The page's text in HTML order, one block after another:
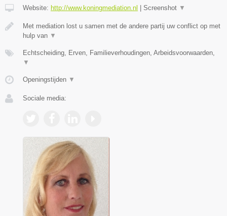
Website: http://www.koningmediation.nl | Screenshot ▼
Met mediation lost u samen met de andere partij uw conflict op met
hulp van ▼
Echtscheiding, Erven, Familieverhoudingen, Arbeidsvoorwaarden,
▼
Openingstijden ▼
Sociale media: